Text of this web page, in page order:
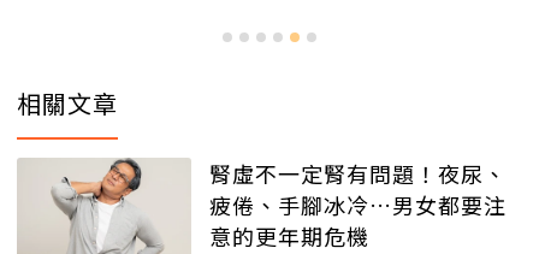
相關文章
腎虛不一定腎有問題！夜尿、
疲倦、手腳冰冷…男女都要注
意的更年期危機